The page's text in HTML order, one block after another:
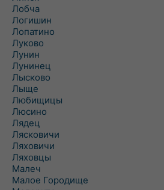
Лобча
Логишин
Лопатино
Луково
Лунин
Лунинец
Лысково
Лыще
Любищицы
Люсино
Лядец
Лясковичи
Ляховичи
Ляховцы
Малеч
Малое Городище